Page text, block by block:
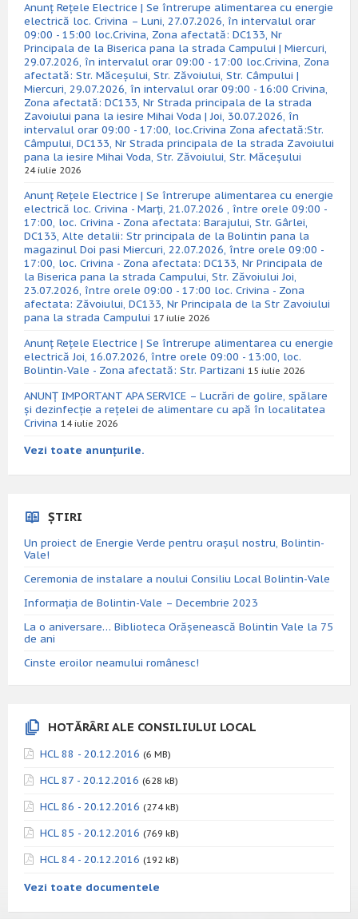
Anunț Rețele Electrice | Se întrerupe alimentarea cu energie
electrică loc. Crivina – Luni, 27.07.2026, în intervalul orar
09:00 - 15:00 loc.Crivina, Zona afectată: DC133, Nr
Principala de la Biserica pana la strada Campului | Miercuri,
29.07.2026, în intervalul orar 09:00 - 17:00 loc.Crivina, Zona
afectată: Str. Măceșului, Str. Zăvoiului, Str. Câmpului |
Miercuri, 29.07.2026, în intervalul orar 09:00 - 16:00 Crivina,
Zona afectată: DC133, Nr Strada principala de la strada
Zavoiului pana la iesire Mihai Voda | Joi, 30.07.2026, în
intervalul orar 09:00 - 17:00, loc.Crivina Zona afectată:Str.
Câmpului, DC133, Nr Strada principala de la strada Zavoiului
pana la iesire Mihai Voda, Str. Zăvoiului, Str. Măceșului
24 iulie 2026
Anunț Rețele Electrice | Se întrerupe alimentarea cu energie
electrică loc. Crivina - Marți, 21.07.2026 , între orele 09:00 -
17:00, loc. Crivina - Zona afectata: Barajului, Str. Gârlei,
DC133, Alte detalii: Str principala de la Bolintin pana la
magazinul Doi pasi Miercuri, 22.07.2026, între orele 09:00 -
17:00, loc. Crivina - Zona afectata: DC133, Nr Principala de
la Biserica pana la strada Campului, Str. Zăvoiului Joi,
23.07.2026, între orele 09:00 - 17:00 loc. Crivina - Zona
afectata: Zăvoiului, DC133, Nr Principala de la Str Zavoiului
pana la strada Campului 17 iulie 2026
Anunț Rețele Electrice | Se întrerupe alimentarea cu energie
electrică Joi, 16.07.2026, între orele 09:00 - 13:00, loc.
Bolintin-Vale - Zona afectată: Str. Partizani 15 iulie 2026
ANUNȚ IMPORTANT APA SERVICE – Lucrări de golire, spălare
și dezinfecție a rețelei de alimentare cu apă în localitatea
Crivina 14 iulie 2026
Vezi toate anunțurile.
ȘTIRI
Un proiect de Energie Verde pentru orașul nostru, Bolintin-
Vale!
Ceremonia de instalare a noului Consiliu Local Bolintin-Vale
Informația de Bolintin-Vale – Decembrie 2023
La o aniversare… Biblioteca Orăşenească Bolintin Vale la 75
de ani
Cinste eroilor neamului românesc!
HOTĂRÂRI ALE CONSILIULUI LOCAL
HCL 88 - 20.12.2016 (6 MB)
HCL 87 - 20.12.2016 (628 kB)
HCL 86 - 20.12.2016 (274 kB)
HCL 85 - 20.12.2016 (769 kB)
HCL 84 - 20.12.2016 (192 kB)
Vezi toate documentele